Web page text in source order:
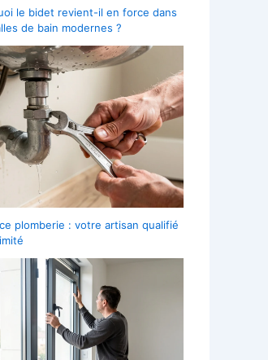
le bidet revient-il en force dans
de bain modernes ?
plomberie : votre artisan qualifié